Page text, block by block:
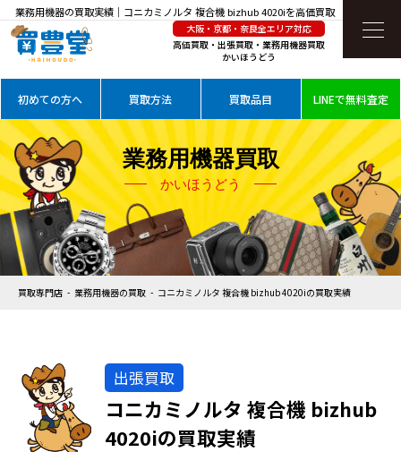
業務用機器の買取実績｜コニカミノルタ 複合機 bizhub 4020iを高価買取
大阪・京都・奈良全エリア対応
高価買取・出張買取・業務用機器買取
かいほうどう
初めての方へ 買取方法 買取品目 LINEで無料査定
業務用機器買取
かいほうどう
買取専門店 業務用機器の買取 コニカミノルタ 複合機 bizhub 4020iの買取実績
出張買取
コニカミノルタ 複合機 bizhub
4020iの買取実績